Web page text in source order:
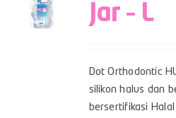
Jar – L
Dot Orthodontic
silikon halus dan
bersertifikasi